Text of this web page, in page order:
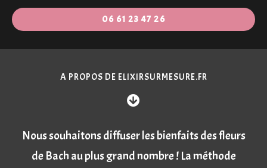
06 61 23 47 26
A PROPOS DE ELIXIRSURMESURE.FR
Nous souhaitons diffuser les bienfaits des fleurs
de Bach au plus grand nombre ! La méthode